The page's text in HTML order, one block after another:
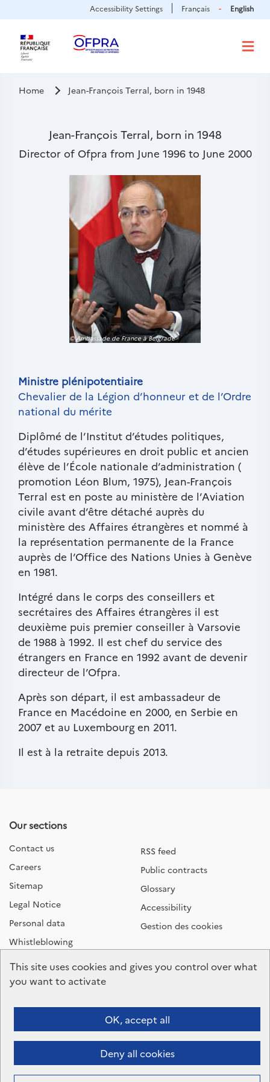
Cookies management panel
This site uses cookies and gives you control over what
you want to activate
OK, accept all
Deny all cookies
Skip
to
Accessibility Settings Français English
Home Jean-François Terral, born in 1948
Jean-François Terral, born in 1948
Sous-
Director of Ofpra from June 1996 to June 2000
© Ambassade de France à Belgrade
Paragraphes
Texte
riche
Ministre plénipotentiaire
Chevalier de la Légion d’honneur et de l’Ordre
national du mérite
Diplômé de l’Institut d’études politiques,
d’études supérieures en droit public et ancien
élève de l’École nationale d’administration (
promotion Léon Blum, 1975), Jean-François
Terral est en poste au ministère de l’Aviation
civile avant d’être détaché auprès du
ministère des Affaires étrangères et nommé à
la représentation permanente de la France
auprès de l’Office des Nations Unies à Genève
en 1981.
Intégré dans le corps des conseillers et
secrétaires des Affaires étrangères il est
deuxième puis premier conseiller à Varsovie
de 1988 à 1992. Il est chef du service des
étrangers en France en 1992 avant de devenir
directeur de l’Ofpra.
Après son départ, il est ambassadeur de
France en Macédoine en 2000, en Serbie en
2007 et au Luxembourg en 2011.
Il est à la retraite depuis 2013.
Our sections
Contact us
Careers
Sitemap
Legal Notice
Personal data
Whistleblowing
RSS feed
Public contracts
Glossary
Accessibility
Gestion des cookies
Follow us
Press area